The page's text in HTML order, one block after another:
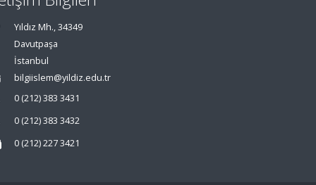
Yıldız Mh., 34349
Davutpaşa
İstanbul
bilgiislem@yildiz.edu.tr
0 (212) 383 3431
0 (212) 383 3432
0 (212) 227 3421